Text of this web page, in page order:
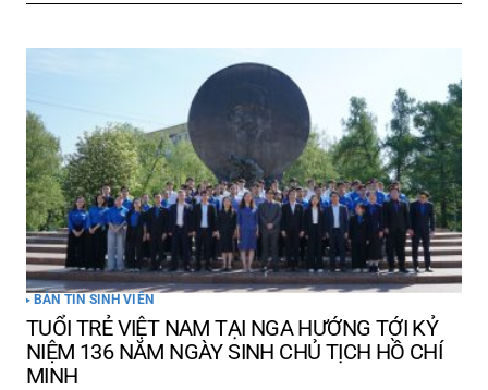
BẢN TIN SINH VIÊN
TUỔI TRẺ VIỆT NAM TẠI NGA HƯỚNG TỚI KỶ
NIỆM 136 NĂM NGÀY SINH CHỦ TỊCH HỒ CHÍ
MINH